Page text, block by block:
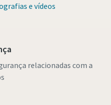
e vídeos
relacionadas com a